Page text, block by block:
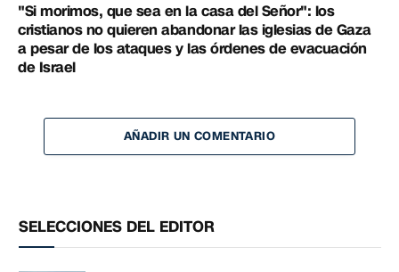
"Si morimos, que sea en la casa del Señor": los
cristianos no quieren abandonar las iglesias de Gaza
a pesar de los ataques y las órdenes de evacuación
de Israel
AÑADIR UN COMENTARIO
SELECCIONES DEL EDITOR